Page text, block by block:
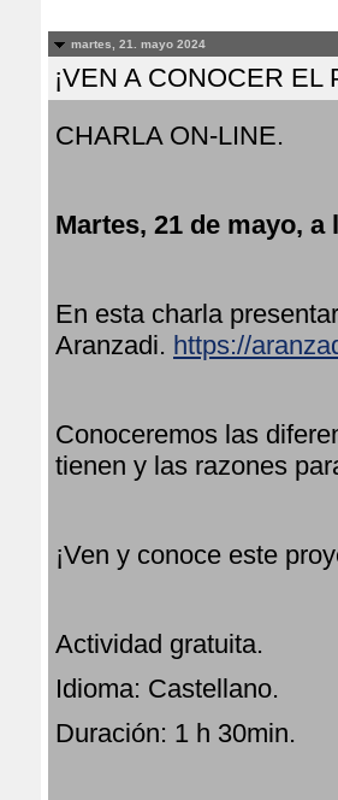
martes, 21. mayo 2024
¡VEN A CONOCER
CHARLA ON-LINE.
Martes, 21 de mayo, a
En esta charla
Aranzadi. https://
Conoceremos las
tienen y las razones
¡Ven y conoce este
Actividad gratuita.
Idioma: Castellano.
Duración: 1 h 30min.